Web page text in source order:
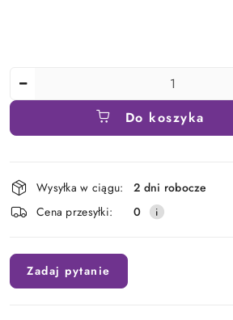
Do koszyka
Dostępność
i
dostawa
Wysyłka w ciągu:
2 dni robocze
Cena przesyłki:
0
Zadaj pytanie